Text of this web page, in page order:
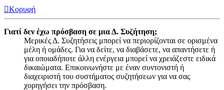
Κορυφή
Γιατί δεν έχω πρόσβαση σε μια Δ. Συζήτηση;
Μερικές Δ. Συζητήσεις μπορεί να περιορίζονται σε ορισμένα
μέλη ή ομάδες. Για να δείτε, να διαβάσετε, να απαντήσετε ή
για οποιαδήποτε άλλη ενέργεια μπορεί να χρειάζεστε ειδικά
δικαιώματα. Επικοινωνήστε με έναν συντονιστή ή
διαχειριστή του συστήματος συζητήσεων για να σας
χορηγήσει την πρόσβαση.